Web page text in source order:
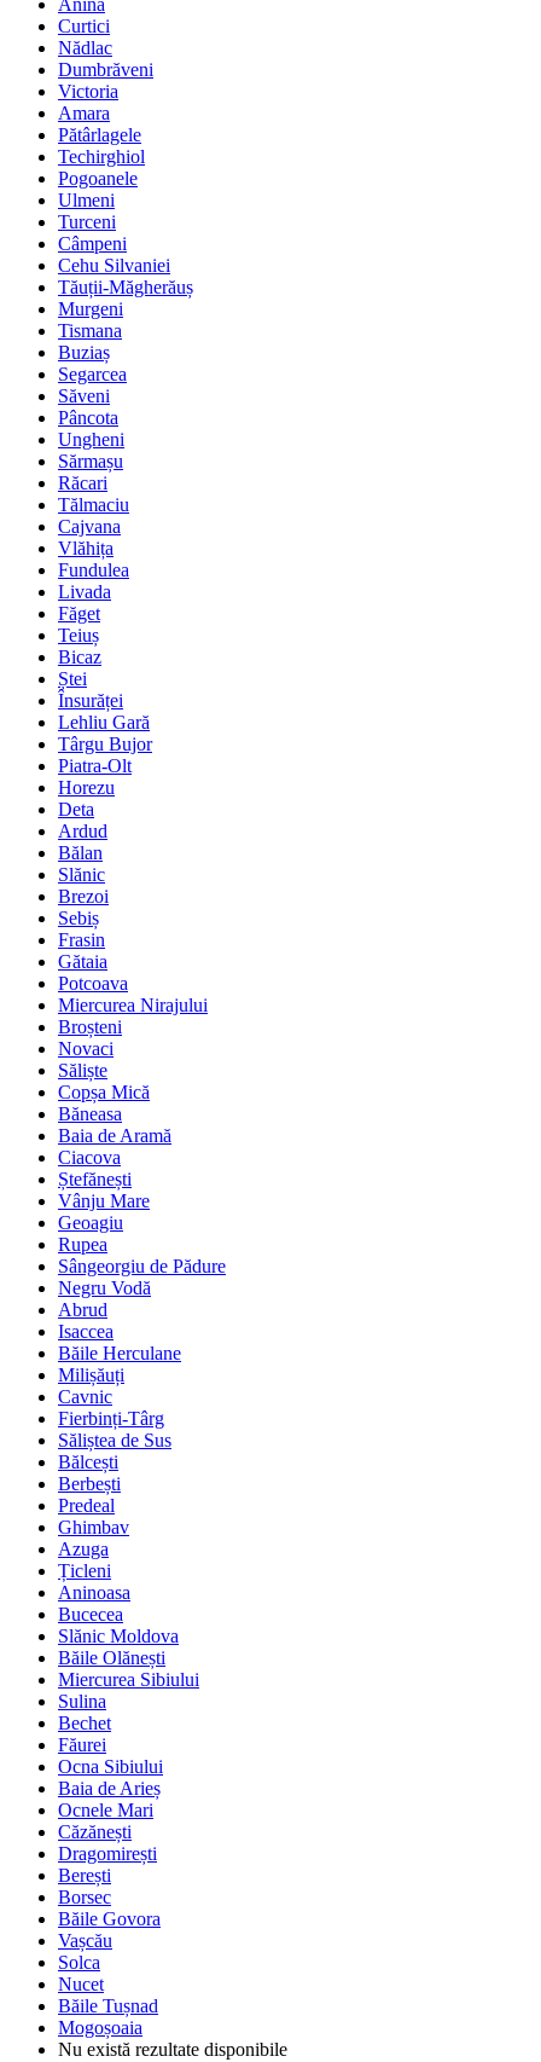
Anina
Curtici
Nădlac
Dumbrăveni
Victoria
Amara
Pătârlagele
Techirghiol
Pogoanele
Ulmeni
Turceni
Câmpeni
Cehu Silvaniei
Tăuții-Măgherăuș
Murgeni
Tismana
Buziaș
Segarcea
Săveni
Pâncota
Ungheni
Sărmașu
Răcari
Tălmaciu
Cajvana
Vlăhița
Fundulea
Livada
Făget
Teiuș
Bicaz
Ștei
Însurăței
Lehliu Gară
Târgu Bujor
Piatra-Olt
Horezu
Deta
Ardud
Bălan
Slănic
Brezoi
Sebiș
Frasin
Gătaia
Potcoava
Miercurea Nirajului
Broșteni
Novaci
Săliște
Copșa Mică
Băneasa
Baia de Aramă
Ciacova
Ștefănești
Vânju Mare
Geoagiu
Rupea
Sângeorgiu de Pădure
Negru Vodă
Abrud
Isaccea
Băile Herculane
Milișăuți
Cavnic
Fierbinți-Târg
Săliștea de Sus
Bălcești
Berbești
Predeal
Ghimbav
Azuga
Țicleni
Aninoasa
Bucecea
Slănic Moldova
Băile Olănești
Miercurea Sibiului
Sulina
Bechet
Făurei
Ocna Sibiului
Baia de Arieș
Ocnele Mari
Căzănești
Dragomirești
Berești
Borsec
Băile Govora
Vașcău
Solca
Nucet
Băile Tușnad
Mogoșoaia
Nu există rezultate disponibile